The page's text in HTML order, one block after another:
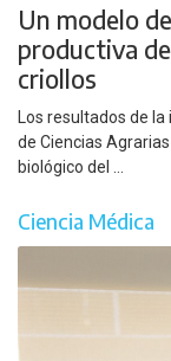
Un modelo
productiva
criollos
Los resultados de
de Ciencias
biológico del ...
Ciencia Médica